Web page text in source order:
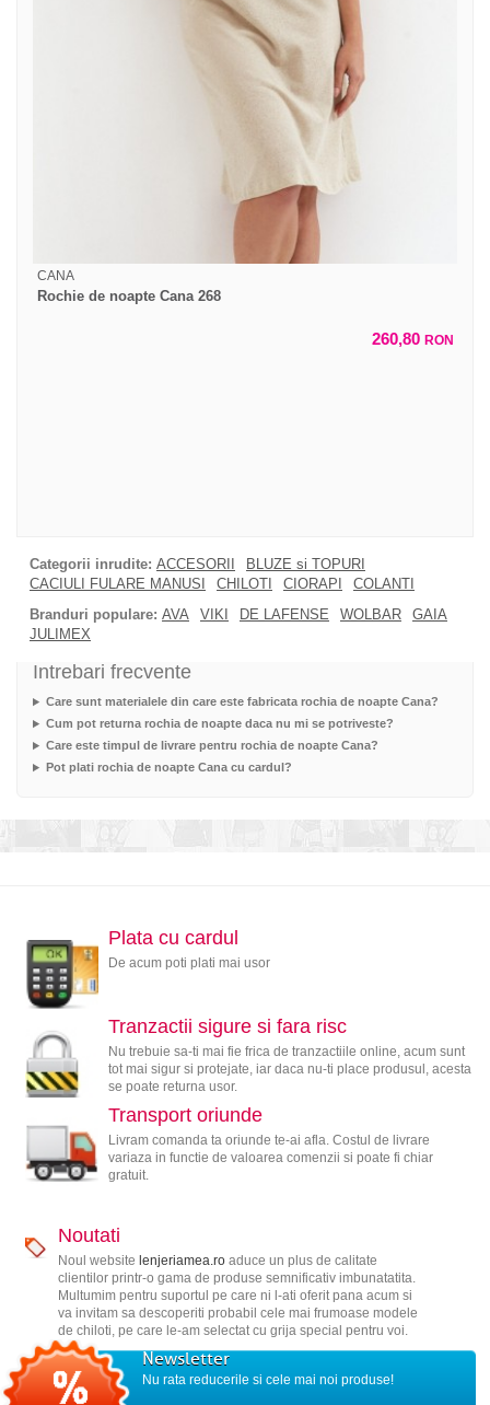
CANA
Rochie de noapte Cana 268
260,80 RON
Categorii inrudite: ACCESORII
BLUZE si TOPURI
CACIULI FULARE MANUSI
CHILOTI CIORAPI
COLANTI
Branduri populare: AVA VIKI DE LAFENSE WOLBAR
GAIA
JULIMEX
Intrebari frecvente
Care sunt materialele din care este fabricata rochia de noapte Cana?
Cum pot returna rochia de noapte daca nu mi se potriveste?
Care este timpul de livrare pentru rochia de noapte Cana?
Pot plati rochia de noapte Cana cu cardul?
Plata cu cardul
De acum poti plati mai usor
Tranzactii sigure si fara risc
Nu trebuie sa-ti mai fie frica de tranzactiile online, acum sunt
tot mai sigur si protejate, iar daca nu-ti place produsul, acesta
se poate returna usor.
Transport oriunde
Livram comanda ta oriunde te-ai afla. Costul de livrare
variaza in functie de valoarea comenzii si poate fi chiar
gratuit.
Noutati
Noul website lenjeriamea.roaduce un plus de calitate
clientilor printr-o gama de produse semnificativ imbunatatita.
Multumim pentru suportul pe care ni l-ati oferit pana acum si
va invitam sa descoperiti probabil cele mai frumoase modele
de chiloti, pe care le-am selectat cu grija special pentru voi.
Newsletter
Nu rata reducerile si cele mai noi produse!